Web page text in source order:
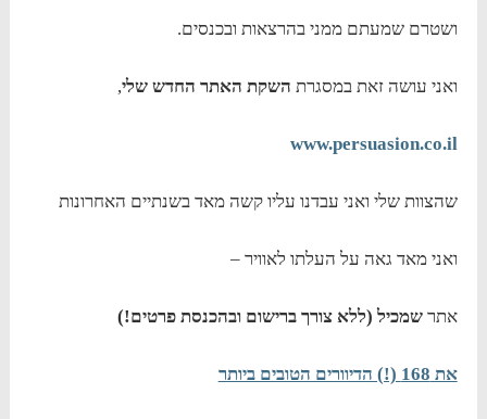
ושטרם שמעתם ממני בהרצאות ובכנסים.
ואני עושה זאת במסגרת השקת האתר החדש שלי,
www.persuasion.co.il
שהצוות שלי ואני עבדנו עליו קשה מאד בשנתיים האחרונות
ואני מאד גאה על העלתו לאוויר –
אתרשמכיל (ללא צורך ברישום ובהכנסת פרטים!)
את 168 (!) הדיוורים הטובים ביותר